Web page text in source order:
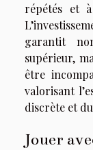
répétés et
garantit
supérieur,
être
valorisant
discrète et
Jouer